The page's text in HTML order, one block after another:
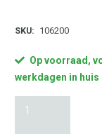
SKU: 106200
Op voorraad,
werkdagen in huis
1